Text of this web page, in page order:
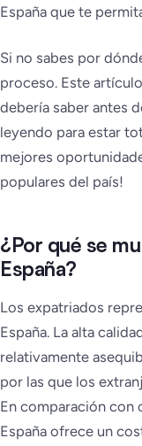
España que te
Si no sabes por
proceso. Este
debería saber antes
leyendo para estar
mejores
populares del país!
¿Por qué se
España?
Los expatriados
España. La alta
relativamente
por las que los
En comparación con
España ofrece un